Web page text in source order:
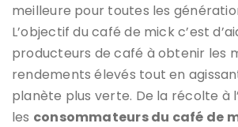
meilleure pour toutes les
L’objectif du café de mick c’est
producteurs de café à obtenir les
rendements élevés tout en
planète plus verte. De la récolte à
les consommateurs du café de